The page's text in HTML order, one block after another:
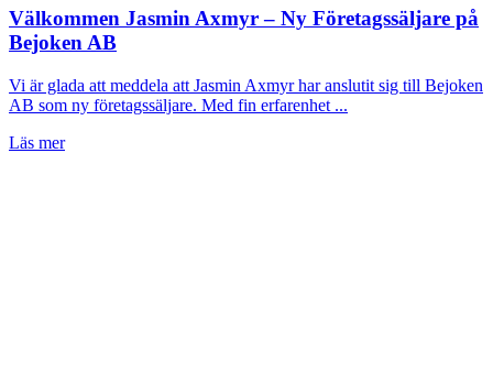
Välkommen Jasmin Axmyr – Ny Företagssäljare på
Bejoken AB
Vi är glada att meddela att Jasmin Axmyr har anslutit sig till Bejoken
AB som ny företagssäljare. Med fin erfarenhet ...
Läs mer